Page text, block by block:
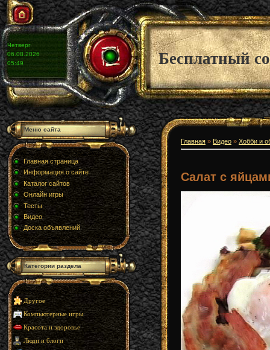
Четверг
06.08.2026
05:49
Бесплатный
Меню сайта
Главная страница
Информация о сайте
Каталог сайтов
Онлайн игры
Тесты
Видео
Доска объявлений
Категории раздела
Другое
Компьютерные игры
Красота и здоровье
Люди и блоги
Главная » Видео » Хобби и
Салат с